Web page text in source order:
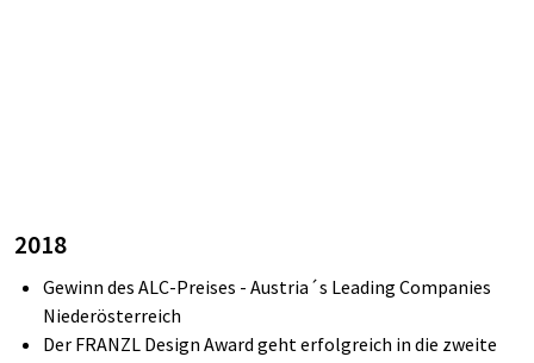
2018
Gewinn des ALC-Preises - Austria´s Leading Companies
Niederösterreich
Der FRANZL Design Award geht erfolgreich in die zweite